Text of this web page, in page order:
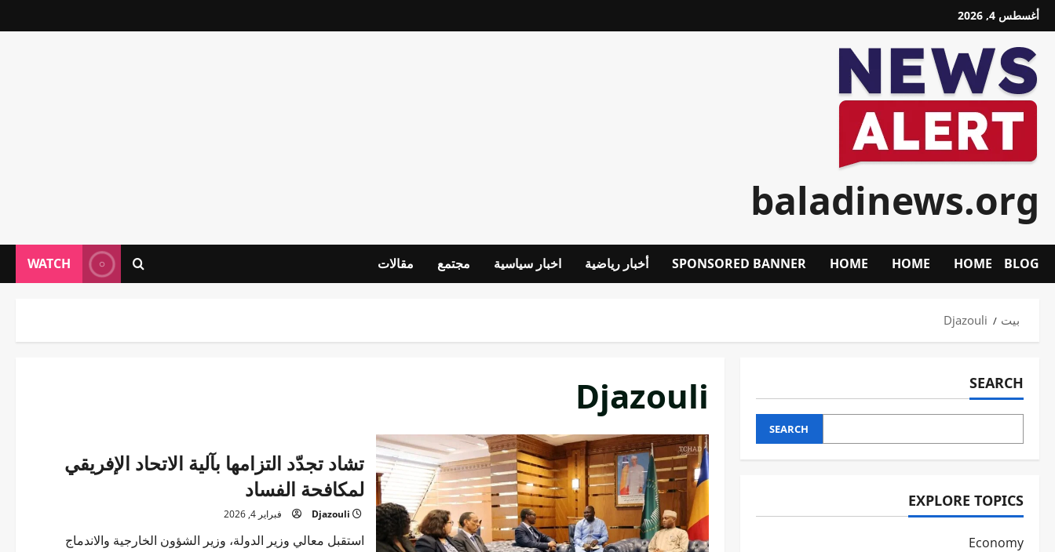
تخطي
إلى
المحتوى
أغسطس 4, 2026
baladinews.org
BLOG
HOME
HOME
HOME
SPONSORED BANNER أخبار رياضية اخبار سياسية مجتمع مقالات WATCH
بيت Djazouli
Djazouli
تشاد تجدّد التزامها بآلية الاتحاد الإفريقي
لمكافحة الفساد
Djazouli فبراير 4, 2026
استقبل معالي وزير الدولة، وزير الشؤون الخارجية والاندماج
SEARCH
SEARCH
EXPLORE TOPICS
Economy